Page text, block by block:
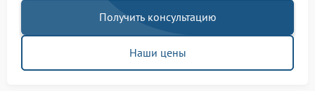
Получить консультацию
Наши цены